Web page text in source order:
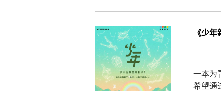
《少
一本为
希望通